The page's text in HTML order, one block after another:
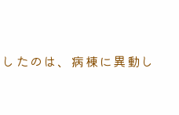
たのは、病棟に異動し